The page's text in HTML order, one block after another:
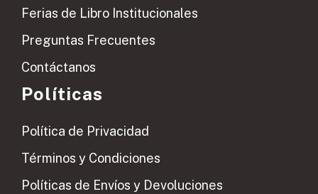
Ferias de Libro Institucionales
Preguntas Frecuentes
Contáctanos
Políticas
Política de Privacidad
Términos y Condiciones
Políticas de Envíos y Devoluciones